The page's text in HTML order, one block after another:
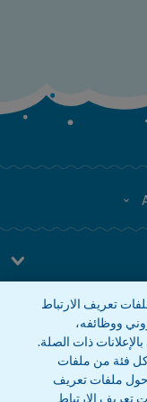
تعريف الارتباط
ووظائفه،
ذات الصلة.
كل فئة من ملفات
حول ملفات تعريف
تعريف الارتباط